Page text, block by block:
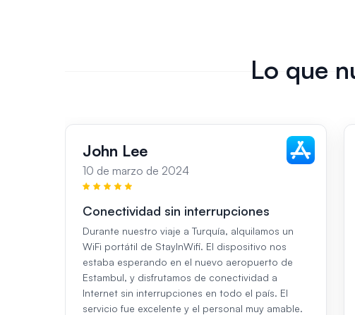
Lo que
John Lee
10 de marzo de 2024
Conectividad sin interrupciones
Durante nuestro viaje a Turquía, alquilamos un
WiFi portátil de StayInWifi. El dispositivo nos
estaba esperando en el nuevo aeropuerto de
Estambul, y disfrutamos de conectividad a
Internet sin interrupciones en todo el país. El
servicio fue excelente y el personal muy amable.